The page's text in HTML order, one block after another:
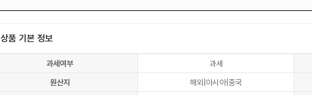
상품 기본 정보
과세여부 과세
원산지
해외|아시아|중국